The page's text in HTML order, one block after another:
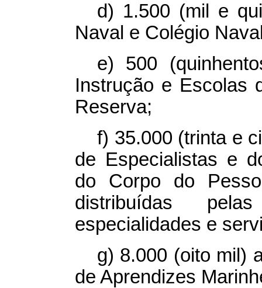
d) 1.500 (mil e
Naval e Colégio
e) 500
Instrução e Escolas
Reserva;
f) 35.000 (trinta e
de Especialistas e
do Corpo do
distribuídas
especialidades e
g) 8.000 (oito mil)
de Aprendizes